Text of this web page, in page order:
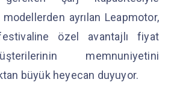
ayrılan Leapmotor,
özel avantajlı fiyat
memnuniyetini
büyük heyecan duyuyor.